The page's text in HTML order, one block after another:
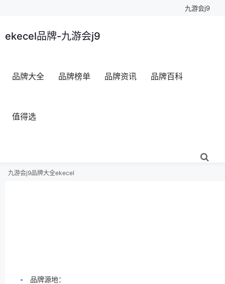
九游会j9
ekecel品牌-九游会j9
品牌大全 品牌榜单 品牌资讯 品牌百科
值得选
九游会j9品牌大全ekecel
品牌源地：